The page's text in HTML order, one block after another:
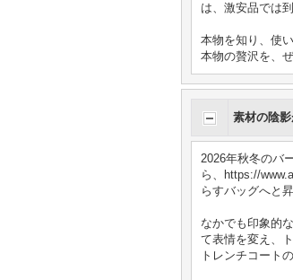
は、激安品では
本物を知り、使
本物の贅沢を、
素材の陰
2026年秋冬のバ
ら、https://
らすバッグへと
なかでも印象的
て表情を変え、
トレンチコート